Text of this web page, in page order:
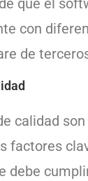
que el
con
de
calidad
factores
debe